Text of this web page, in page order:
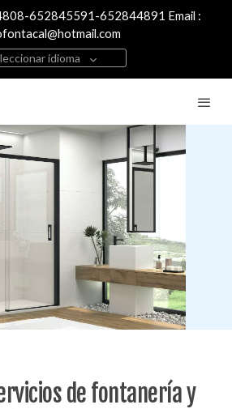
652845591-652844891 Email :
idioma
de fontanería y